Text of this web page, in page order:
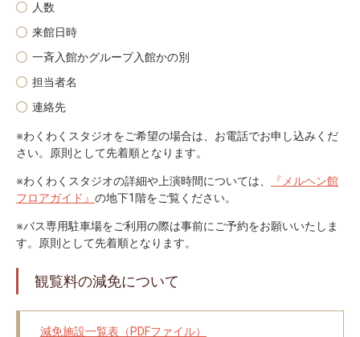
人数
来館日時
一斉入館かグループ入館かの別
担当者名
連絡先
※わくわくスタジオをご希望の場合は、お電話でお申し込みくだ
さい。原則として先着順となります。
※わくわくスタジオの詳細や上演時間については、
『メルヘン館
フロアガイド』 の地下1階をご覧ください。
※バス専用駐車場をご利用の際は事前にご予約をお願いいたしま
す。原則として先着順となります。
観覧料の減免について
減免施設一覧表（PDFファイル）